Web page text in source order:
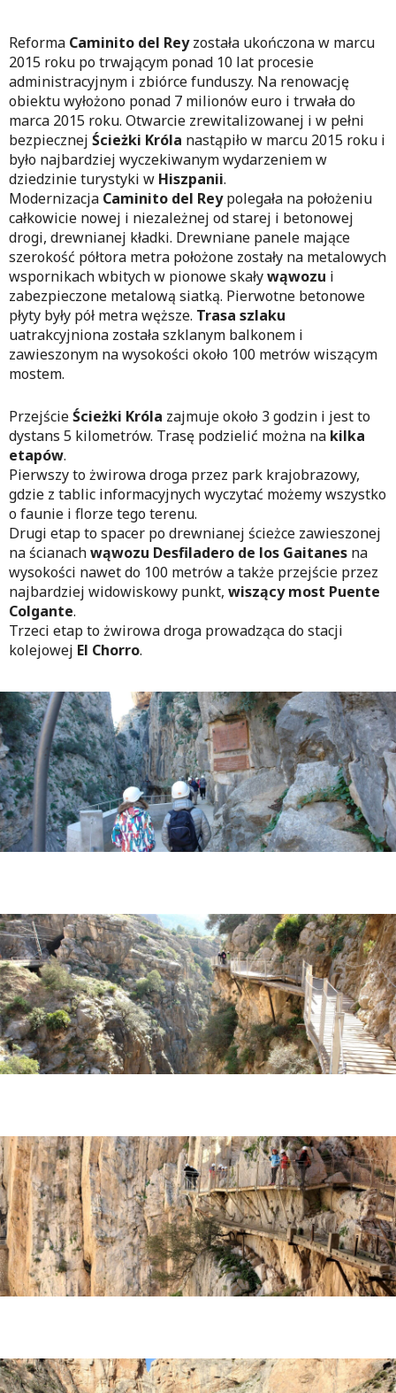
Reforma Caminito del Reyzostała ukończona w marcu
2015 roku po trwającym ponad 10 lat procesie
administracyjnym i zbiórce funduszy. Na renowację
obiektu wyłożono ponad 7 milionów euro i trwała do
marca 2015 roku. Otwarcie zrewitalizowanej i w pełni
bezpiecznej Ścieżki Króla nastąpiło w marcu 2015 roku i
było najbardziej wyczekiwanym wydarzeniem w
dziedzinie turystyki w Hiszpanii.
Modernizacja Caminito del Reypolegała na położeniu
całkowicie nowej i niezależnej od starej i betonowej
drogi, drewnianej kładki. Drewniane panele mające
szerokość półtora metra położone zostały na metalowych
wspornikach wbitych w pionowe skaływąwozu i
zabezpieczone metalową siatką. Pierwotne betonowe
płyty były pół metra węższe. Trasa szlaku
uatrakcyjniona została szklanym balkonem i
zawieszonym na wysokości około 100 metrów wiszącym
mostem.
PrzejścieŚcieżki Króla zajmuje około 3 godzin i jest to
dystans 5 kilometrów. Trasę podzielić można na kilka
etapów.
Pierwszy to żwirowa droga przez park krajobrazowy,
gdzie z tablic informacyjnych wyczytać możemy wszystko
o faunie i florze tego terenu.
Drugi etap to spacer po drewnianej ścieżce zawieszonej
na ścianachwąwozu Desfiladero de los Gaitanes na
wysokości nawet do 100 metrów a także przejście przez
najbardziej widowiskowy punkt, wiszący most Puente
Colgante.
Trzeci etap to żwirowa droga prowadząca do stacji
kolejowej El Chorro.